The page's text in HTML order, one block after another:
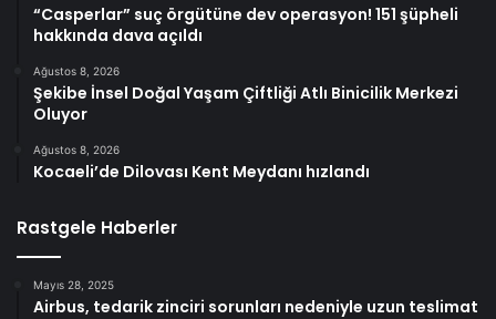
“Casperlar” suç örgütüne dev operasyon! 151 şüpheli
hakkında dava açıldı
Ağustos 8, 2026
Şekibe İnsel Doğal Yaşam Çiftliği Atlı Binicilik Merkezi
Oluyor
Ağustos 8, 2026
Kocaeli’de Dilovası Kent Meydanı hızlandı
Rastgele Haberler
Mayıs 28, 2025
Airbus, tedarik zinciri sorunları nedeniyle uzun teslimat